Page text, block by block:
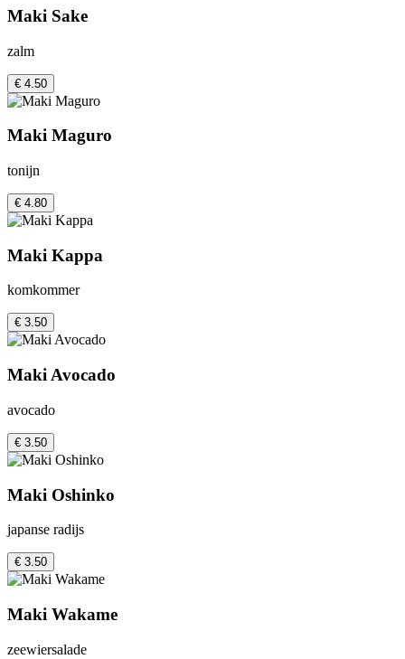
Maki Sake
zalm
€ 4.50
Maki Maguro
tonijn
€ 4.80
Maki Kappa
komkommer
€ 3.50
Maki Avocado
avocado
€ 3.50
Maki Oshinko
japanse radijs
€ 3.50
Maki Wakame
zeewiersalade